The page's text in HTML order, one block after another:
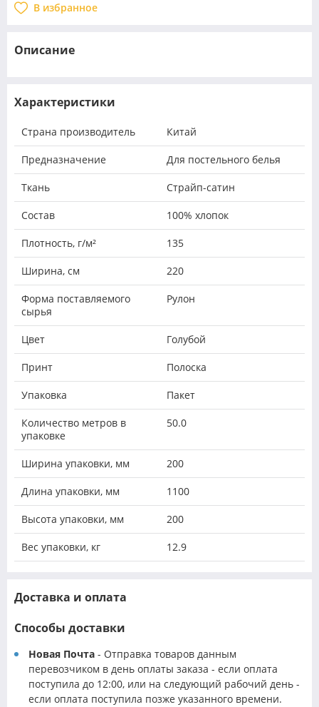
В избранное
Описание
Характеристики
Страна производитель Китай
Предназначение Для постельного белья
Ткань Страйп-сатин
Состав 100% хлопок
Плотность, г/м² 135
Ширина, см 220
Форма поставляемого
сырья
Рулон
Цвет Голубой
Принт Полоска
Упаковка Пакет
Количество метров в
упаковке
50.0
Ширина упаковки, мм 200
Длина упаковки, мм 1100
Высота упаковки, мм 200
Вес упаковки, кг 12.9
Доставка и оплата
Способы доставки
Новая Почта - Отправка товаров данным
перевозчиком в день оплаты заказа - если оплата
поступила до 12:00, или на следующий рабочий день -
если оплата поступила позже указанного времени.